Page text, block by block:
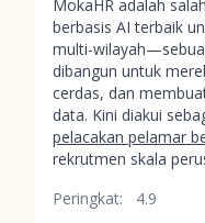
MokaHR adalah
berbasis AI terbaik
multi-
dibangun untuk
cerdas, dan
data. Kini diakui
pelacakan pelamar
rekrutmen skala
Peringkat:
4.9